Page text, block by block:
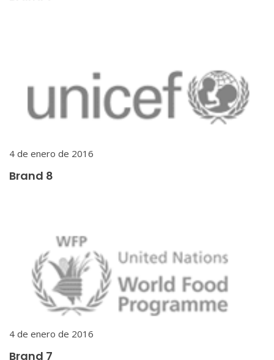
4 de enero de 2016
Brand 8
4 de enero de 2016
Brand 7